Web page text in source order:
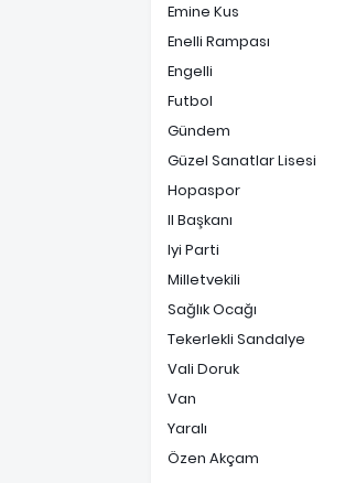
Emine Kus
Enelli Rampası
Engelli
Futbol
Gündem
Güzel Sanatlar Lisesi
Hopaspor
Il Başkanı
Iyi Parti
Milletvekili
Sağlık Ocağı
Tekerlekli Sandalye
Vali Doruk
Van
Yaralı
Özen Akçam